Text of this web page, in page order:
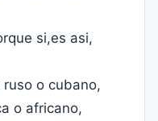
si,es asi,
o cubano,
o africano,